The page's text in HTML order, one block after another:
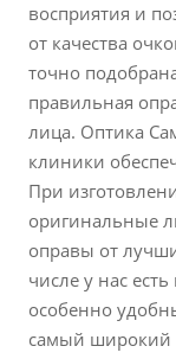
восприятия и
от качества
точно
правильная
лица. Оптика
клиники
При
оригинальные
оправы от
числе у нас
особенно
самый широкий